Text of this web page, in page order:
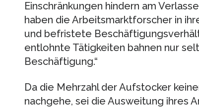
Einschränkungen hindern am
haben die Arbeitsmarktforscher in
und befristete
entlohnte Tätigkeiten bahnen nur
Beschäftigung.“
Da die Mehrzahl der Aufstocker
nachgehe, sei die Ausweitung ihres